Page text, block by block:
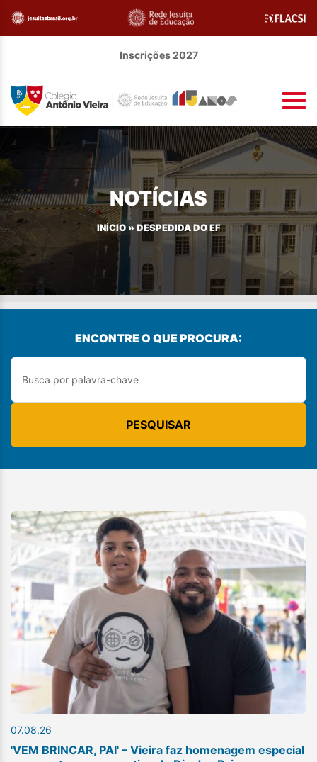
Inscrições 2027
NOTÍCIAS
INÍCIO» DESPEDIDA DO EF
ENCONTRE O QUE PROCURA:
PESQUISAR
07.08.26
'VEM BRINCAR, PAI' – Vieira faz homenagem especial